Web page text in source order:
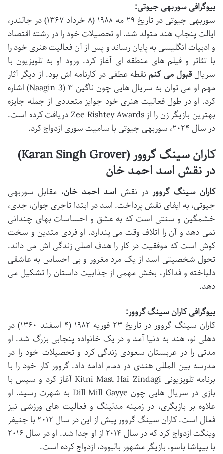
بیوگرافی سوربهی جیوتی:
سوربهی جیوتی در تاریخ ۲۹ مه ۱۹۸۸ (۸ خرداد ۱۳۶۷) در جالندر،
ایالت پنجاب هند متولد شد. او تحصیلات خود را در رشته اقتصاد
و ادبیات انگلیسی به پایان رساند و پس از آن فعالیت هنری خود را
با تئاتر و فیلم های منطقه ای آغاز کرد. ورود او به تلویزیون با
سریالقبول می کنم نقطه عطفی در کارنامه اش بود. از دیگر آثار
مهم او می توان به سریال هایی چون ناگین ۳ (Naagin 3) اشاره
کرد. او در طول فعالیت هنری خود جوایز متعددی از جمله جایزه
بهترین بازیگر زن را از Zee Rishtey Awards دریافت کرده است.
در سال ۲۰۲۴، سوربهی جیوتی با سامیت سوری ازدواج کرد.
کاران سینگ گروور (Karan Singh Grover)
در نقش اسد احمد خان
کاران سینگ گرووردر نقش اسد احمد خان، مقابل سوربهی
جیوتی، به ایفای نقش پرداخت. اسد در ابتدا تاجری جوان، جدی،
خشمگین و سنتی است که به عشق و احساسات بهای چندانی
نمی دهد و آن را اتلاف وقت می پندارد. او فردی متدین و سخت
کوش است که موفقیت در کار را هدف اصلی زندگی اش می داند.
تحول شخصیتی اسد از یک مرد مغرور و بی احساس به عاشقی
دلباخته و فداکار، بخش مهمی از جذابیت داستان را تشکیل می
دهد.
بیوگرافی کاران سینگ گروور:
کاران سینگ گروور در تاریخ ۲۳ فوریه ۱۹۸۲ (۴ اسفند ۱۳۶۰) در
دهلی نو، هند به دنیا آمد و در یک خانواده پنجابی بزرگ شد. او
مدتی را در عربستان سعودی زندگی کرد و تحصیلات خود را در
مدرسه بین المللی هندی در دمام ادامه داد. گروور کار خود را با
برنامه تلویزیونی Kitni Mast Hai Zindagi آغاز کرد و سپس با
بازی در سریال هایی چون Dill Mill Gayye به شهرت رسید. او
علاوه بر بازیگری، در زمینه مدلینگ و فعالیت های ورزشی نیز
فعال است. کاران سینگ گروور پیش از این در سال ۲۰۱۲ با جنیفر
وینگت ازدواج کرد که در سال ۲۰۱۴ از او جدا شد. او در سال ۲۰۱۶
با بیپاشا باسو، بازیگر مشهور بالیوود، ازدواج کرده است.